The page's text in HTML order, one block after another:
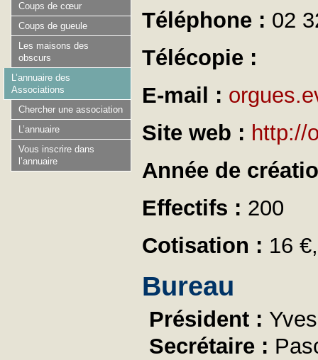
Téléphone : 02
Télécopie :
E-mail :
Site web : http://
Année de
Effectifs : 200
Cotisation : 16
Bureau
Président :
Secrétaire :
Coups de cœur
Coups de gueule
Les maisons des
obscurs
L’annuaire des
Associations
Chercher une association
L’annuaire
Vous inscrire dans
l’annuaire